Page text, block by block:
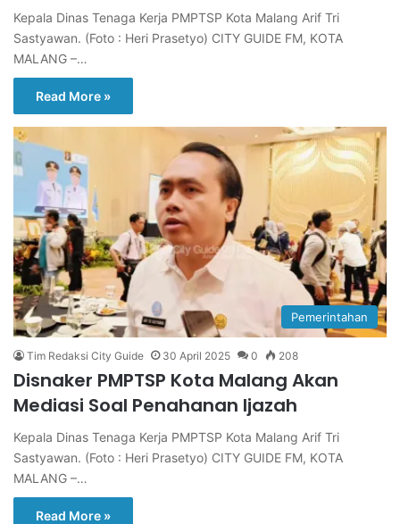
Kepala Dinas Tenaga Kerja PMPTSP Kota Malang Arif Tri
Sastyawan. (Foto : Heri Prasetyo) CITY GUIDE FM, KOTA
MALANG –…
Read More »
Pemerintahan
Tim Redaksi City Guide 30 April 2025 0 208
Disnaker PMPTSP Kota Malang Akan
Mediasi Soal Penahanan Ijazah
Kepala Dinas Tenaga Kerja PMPTSP Kota Malang Arif Tri
Sastyawan. (Foto : Heri Prasetyo) CITY GUIDE FM, KOTA
MALANG –…
Read More »